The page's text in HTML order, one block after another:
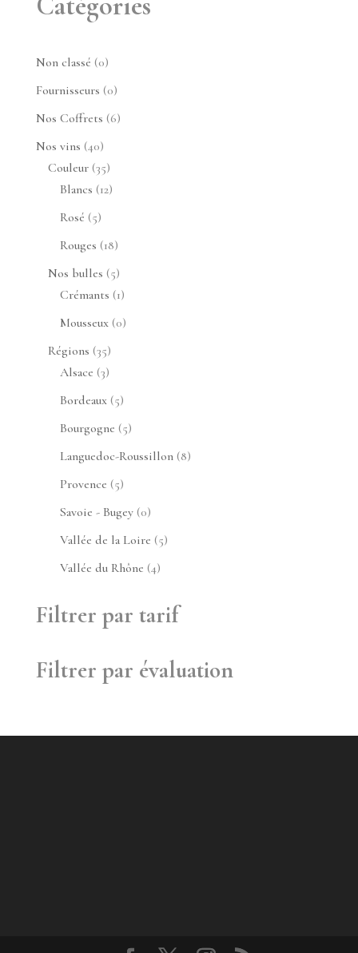
Non classé 00
produit
Fournisseurs 00
produit
Nos Coffrets 66
Nos vins 4040
produits
Couleur 3535
produits
Blancs 1212
Rosé 55
produits
Rouges 1818
produits
Nos bulles 55
produits
Crémants 11
produit
Mousseux 00
Régions 3535
produits
Alsace 33
produits
Bordeaux 55
produits
Bourgogne 55
produits
Languedoc-Roussillon 88
Provence 55
produits
Savoie - Bugey 00
produit
Vallée de la Loire 55
Vallée du Rhône 44
Filtrer par tarif
Filtrer par évaluation